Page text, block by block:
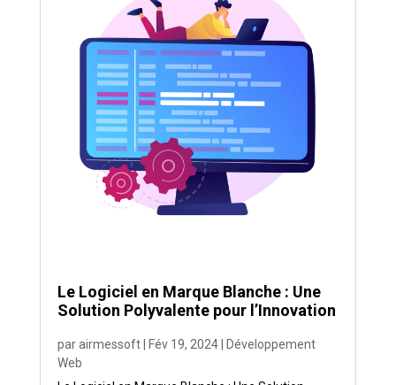
Le Logiciel en Marque Blanche : Une
Solution Polyvalente pour l’Innovation
parairmessoft| Fév 19, 2024|
Développement
Web